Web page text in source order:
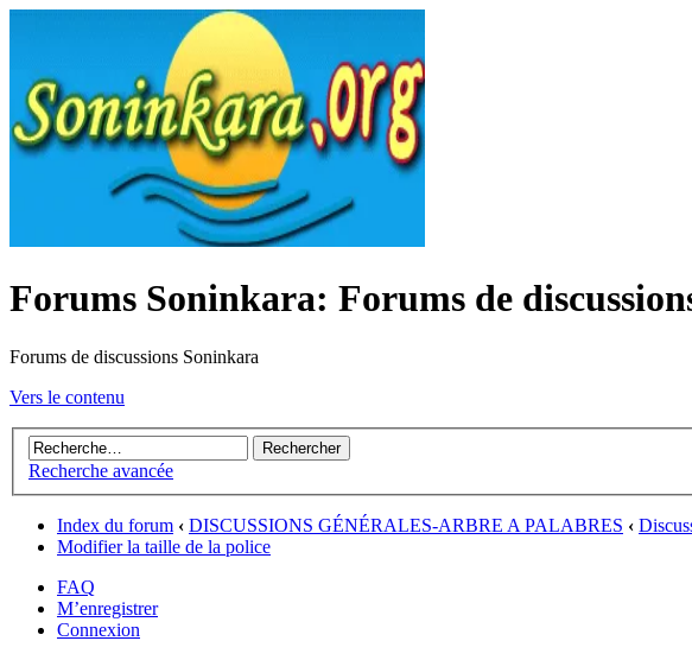
Forums Soninkara: Forums de
Forums de discussions Soninkara
Vers le contenu
Recherche avancée
Index du forum ‹ DISCUSSIONS GÉNÉRALES-ARBRE A PALABRES ‹
Modifier la taille de la police
FAQ
M’enregistrer
Connexion